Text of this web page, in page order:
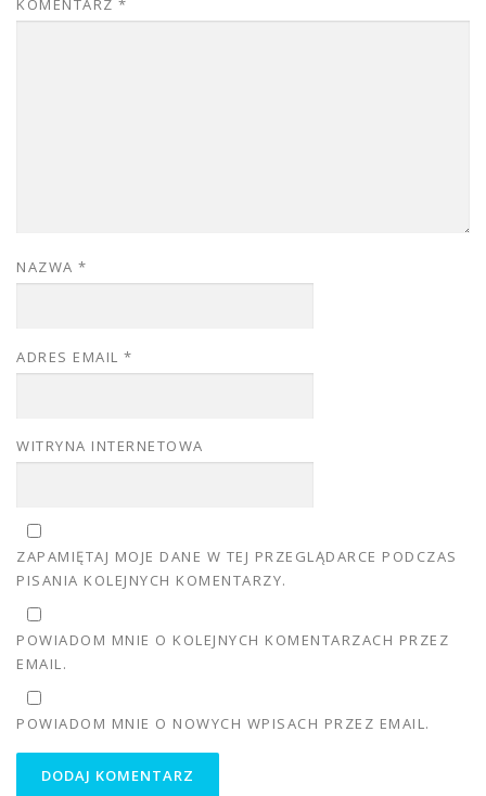
KOMENTARZ *
NAZWA *
ADRES EMAIL *
WITRYNA INTERNETOWA
ZAPAMIĘTAJ MOJE DANE W TEJ PRZEGLĄDARCE PODCZAS
PISANIA KOLEJNYCH KOMENTARZY.
POWIADOM MNIE O KOLEJNYCH KOMENTARZACH PRZEZ
EMAIL.
POWIADOM MNIE O NOWYCH WPISACH PRZEZ EMAIL.